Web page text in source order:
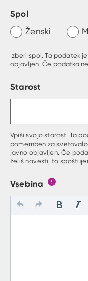
Spol
Ženski
Izberi spol. Ta podatek
objavljen. Če podatka
Starost
Vpiši svojo starost. Ta
pomemben za
javno objavljen. Če
želiš navesti, to
Vsebina